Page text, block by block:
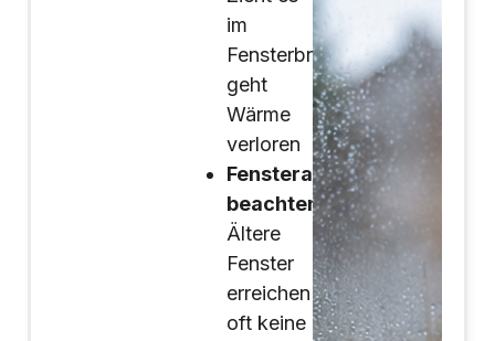
im
Fensterbreich,
geht
Wärme
verloren
Fensteralter
beachten:
Ältere
Fenster
erreichen
oft keine